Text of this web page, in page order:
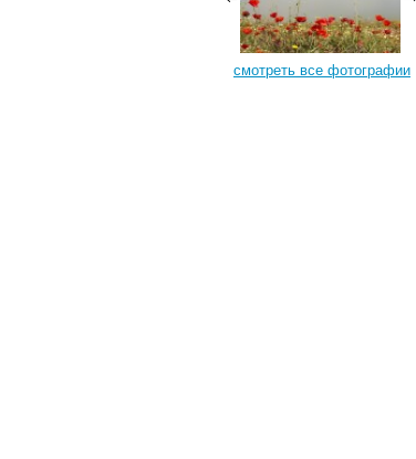
смотреть все фотографии